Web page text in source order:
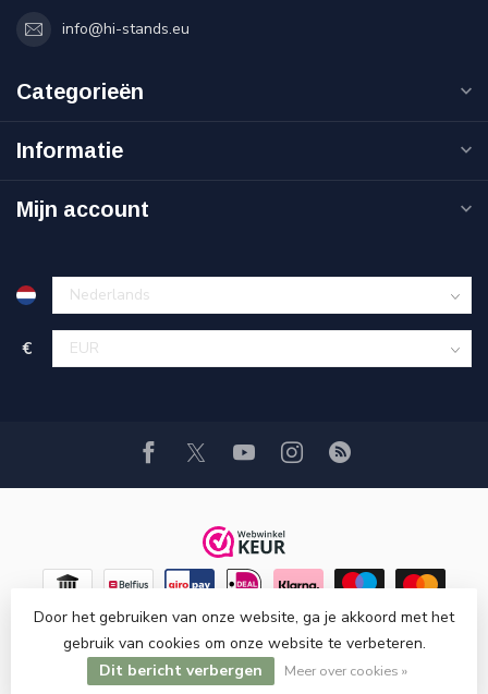
info@hi-stands.eu
Categorieën
Informatie
Mijn account
€
© Copyright 2026 Hi-Stands webshop!
Door het gebruiken van onze website, ga je akkoord met het
gebruik van cookies om onze website te verbeteren.
Dit bericht verbergen
Meer over cookies »